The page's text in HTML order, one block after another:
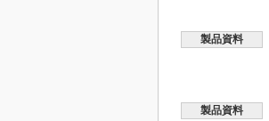
製品資料
製品資料